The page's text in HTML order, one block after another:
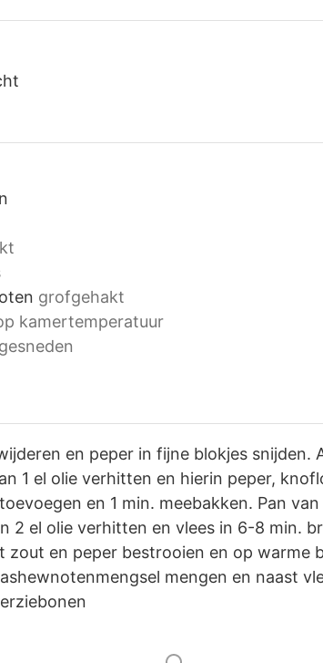
grofgehakt
kamertemperatuur
en peper in fijne blokjes snijden.
1 el olie verhitten en hierin peper,
en 1 min. meebakken. Pan
2 el olie verhitten en vlees in 6-8 min.
zout en peper bestrooien en op warme
mengen en naast